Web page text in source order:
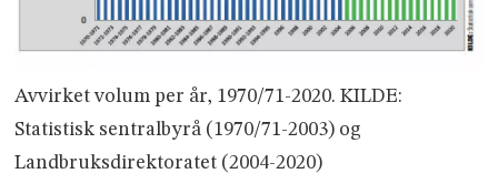
Avvirket volum per år, 1970/71-2020. KILDE:
Statistisk sentralbyrå (1970/71-2003) og
Landbruksdirektoratet (2004-2020)